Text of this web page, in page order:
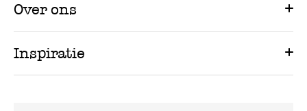
Over ons
Inspiratie